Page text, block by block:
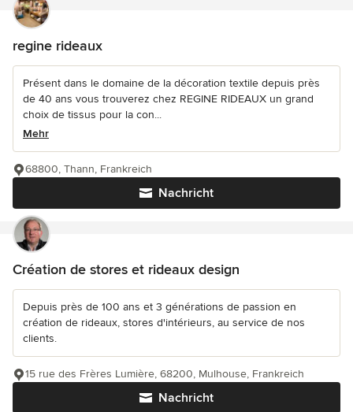
regine rideaux
Présent dans le domaine de la décoration textile depuis près
de 40 ans vous trouverez chez REGINE RIDEAUX un grand
choix de tissus pour la con...
Mehr
Nachricht
68800, Thann, Frankreich
Création de stores et rideaux design
Depuis près de 100 ans et 3 générations de passion en
création de rideaux, stores d'intérieurs, au service de nos
clients.
Nachricht
15 rue des Frères Lumière, 68200, Mulhouse, Frankreich